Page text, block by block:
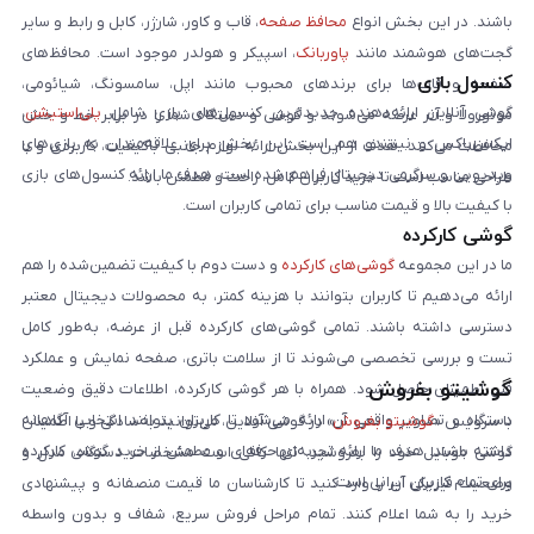
باشند. در این بخش انواع محافظ صفحه، قاب و کاور، شارژر، کابل و رابط و سایر
گجت‌های هوشمند مانند پاوربانک، اسپیکر و هولدر موجود است. محافظ‌های
صفحه و قاب‌ها برای برندهای محبوب مانند اپل، سامسونگ، شیائومی،
موتورولا و آنر عرضه می‌شوند و گوشی و دستگاه شما را در برابر خط و خش
محافظت می‌کنند. هدف از این بخش ارائه لوازم جانبی باکیفیت، کاربردی و با
طراحی مناسب است تا خرید کاربران کامل، راحت و مطمئن باشد.
کنسول بازی
گوشی آنلاین ارائه‌دهنده جدیدترین کنسول‌های بازی شامل پلی‌استیشن،
ایکس‌باکس و نینتندو هم است. این بخش برای علاقه‌مندان به بازی‌های
ویدیویی و سرگرمی دیجیتال فراهم شده است. هدف ما ارائه کنسول‌های بازی
با کیفیت بالا و قیمت مناسب برای تمامی کاربران است.
گوشی کارکرده
ما در این مجموعه گوشی‌های کارکرده و دست دوم با کیفیت تضمین‌شده را هم
ارائه می‌دهیم تا کاربران بتوانند با هزینه کمتر، به محصولات دیجیتال معتبر
دسترسی داشته باشند. تمامی گوشی‌های کارکرده قبل از عرضه، به‌طور کامل
تست و بررسی تخصصی می‌شوند تا از سلامت باتری، صفحه نمایش و عملکرد
فنی اطمینان حاصل شود. همراه با هر گوشی کارکرده، اطلاعات دقیق وضعیت
دستگاه و تصاویر واقعی آن ارائه می‌شود تا کاربران بتوانند انتخابی آگاهانه
داشته باشند. هدف ما ارائه تجربه‌ای حرفه‌ای و مطمئن از خرید گوشی کارکرده
برای تمام کاربران ایرانی است.
گوشیتو بفروش
با سرویس «گوشیتو بفروش» در گوشی آنلاین، می‌توانید به‌سادگی و با اطمینان
گوشی موبایل خود را بفروشید. تنها کافی است مشخصات دستگاه، مدل و
وضعیت فیزیکی آن را وارد کنید تا کارشناسان ما قیمت منصفانه و پیشنهادی
خرید را به شما اعلام کنند. تمام مراحل فروش سریع، شفاف و بدون واسطه